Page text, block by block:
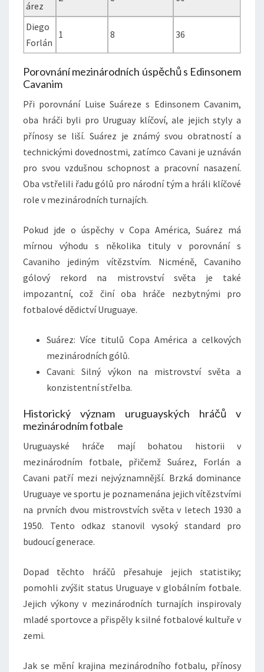
árez
Diego
Forlán
1 8 36
Porovnání mezinárodních úspěchů s Edinsonem
Cavanim
Při porovnání Luise Suáreze s Edinsonem Cavanim,
oba hráči byli pro Uruguay klíčoví, ale jejich styly a
přínosy se liší. Suárez je známý svou obratností a
technickými dovednostmi, zatímco Cavani je uznáván
pro svou vzdušnou schopnost a pracovní nasazení.
Oba vstřelili řadu gólů pro národní tým a hráli klíčové
role v mezinárodních turnajích.
Pokud jde o úspěchy v Copa América, Suárez má
mírnou výhodu s několika tituly v porovnání s
Cavaniho jediným vítězstvím. Nicméně, Cavaniho
gólový rekord na mistrovství světa je také
impozantní, což činí oba hráče nezbytnými pro
fotbalové dědictví Uruguaye.
Suárez: Více titulů Copa América a celkových
mezinárodních gólů.
Cavani: Silný výkon na mistrovství světa a
konzistentní střelba.
Historický význam uruguayských hráčů v
mezinárodním fotbale
Uruguayské hráče mají bohatou historii v
mezinárodním fotbale, přičemž Suárez, Forlán a
Cavani patří mezi nejvýznamnější. Brzká dominance
Uruguaye ve sportu je poznamenána jejich vítězstvími
na prvních dvou mistrovstvích světa v letech 1930 a
1950. Tento odkaz stanovil vysoký standard pro
budoucí generace.
Dopad těchto hráčů přesahuje jejich statistiky;
pomohli zvýšit status Uruguaye v globálním fotbale.
Jejich výkony v mezinárodních turnajích inspirovaly
mladé sportovce a přispěly k silné fotbalové kultuře v
zemi.
Jak se mění krajina mezinárodního fotbalu, přínosy